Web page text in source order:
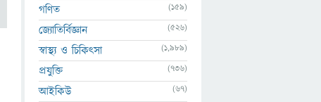
গণিত (159)
জ্যোতির্বিজ্ঞান (526)
স্বাস্থ্য ও চিকিৎসা (1,989)
প্রযুক্তি (736)
আইকিউ (67)